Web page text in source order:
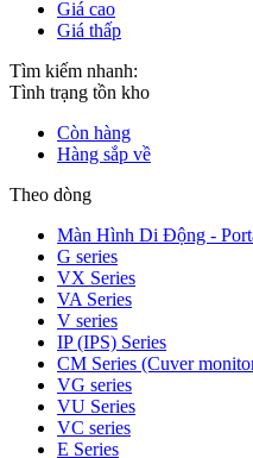
Giá cao
Giá thấp
Tìm kiếm nhanh:
Tình trạng tồn kho
Còn hàng
Hàng sắp về
Theo dòng
Màn Hình Di Động -
G series
VX Series
VA Series
V series
IP (IPS) Series
CM Series (Cuver
VG series
VU Series
VC series
E Series